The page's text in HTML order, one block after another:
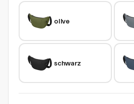
olive
schwarz